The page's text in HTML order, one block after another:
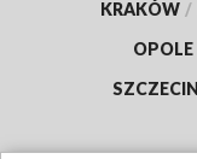
KRAKÓW /
OPOLE
SZCZECIN